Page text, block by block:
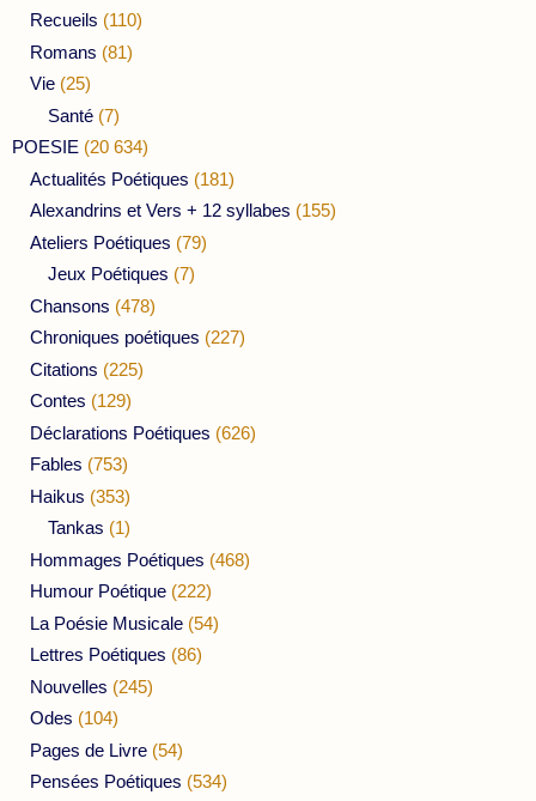
Recueils (110)
Romans (81)
Vie (25)
Santé (7)
POESIE (20 634)
Actualités Poétiques (181)
Alexandrins et Vers + 12 syllabes (155)
Ateliers Poétiques (79)
Jeux Poétiques (7)
Chansons (478)
Chroniques poétiques (227)
Citations (225)
Contes (129)
Déclarations Poétiques (626)
Fables (753)
Haikus (353)
Tankas (1)
Hommages Poétiques (468)
Humour Poétique (222)
La Poésie Musicale (54)
Lettres Poétiques (86)
Nouvelles (245)
Odes (104)
Pages de Livre (54)
Pensées Poétiques (534)